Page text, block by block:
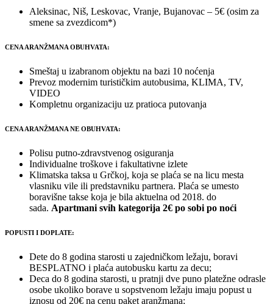
Aleksinac, Niš, Leskovac, Vranje, Bujanovac – 5€ (osim za
smene sa zvezdicom*)
CENA ARANŽMANA OBUHVATA:
Smeštaj u izabranom objektu na bazi 10 noćenja
Prevoz modernim turističkim autobusima, KLIMA, TV,
VIDEO
Kompletnu organizaciju uz pratioca putovanja
CENA ARANŽMANA NE OBUHVATA:
Polisu putno-zdravstvenog osiguranja
Individualne troškove i fakultativne izlete
Klimatska taksa u Grčkoj, koja se plaća se na licu mesta
vlasniku vile ili predstavniku partnera. Plaća se umesto
boravišne takse koja je bila aktuelna od 2018. do
sada. Apartmani svih kategorija 2€ po sobi po noći
POPUSTI I DOPLATE:
Dete do 8 godina starosti u zajedničkom ležaju, boravi
BESPLATNO i plaća autobusku kartu za decu;
Deca do 8 godina starosti, u pratnji dve puno platežne odrasle
osobe ukoliko borave u sopstvenom ležaju imaju popust u
iznosu od 20€ na cenu paket aranžmana;